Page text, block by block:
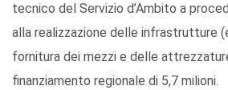
tecnico del Servizio d’Ambito a
alla realizzazione delle infrastrutture
fornitura dei mezzi e delle
finanziamento regionale di 5,7 milioni.